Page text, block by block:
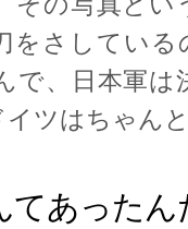
をさしてい
で、日本軍は
ツはちゃん
てあったん